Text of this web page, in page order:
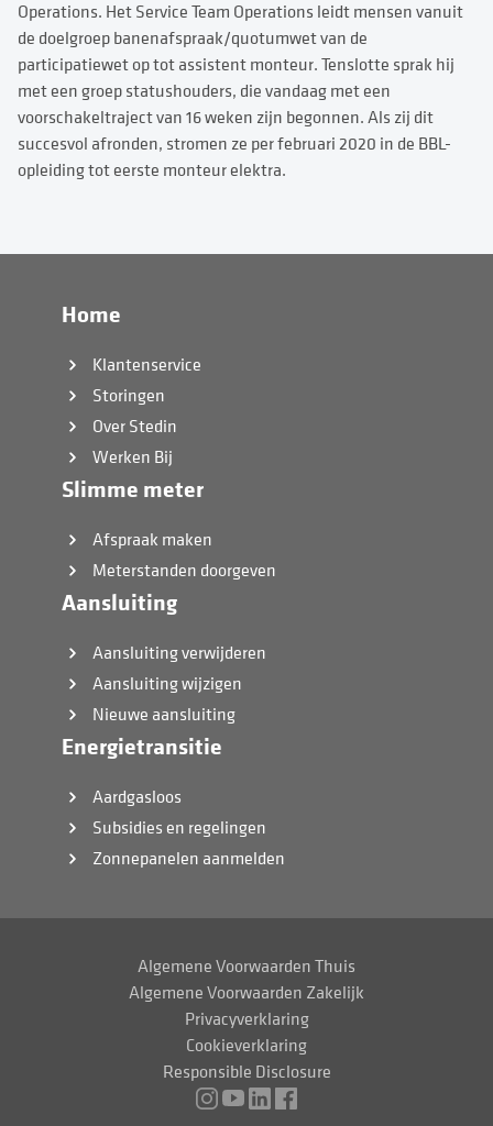
Operations. Het Service Team Operations leidt mensen vanuit
de doelgroep banenafspraak/quotumwet van de
participatiewet op tot assistent monteur. Tenslotte sprak hij
met een groep statushouders, die vandaag met een
voorschakeltraject van 16 weken zijn begonnen. Als zij dit
succesvol afronden, stromen ze per februari 2020 in de BBL-
opleiding tot eerste monteur elektra.
Home
Klantenservice
Storingen
Over Stedin
Werken Bij
Slimme meter
Afspraak maken
Meterstanden doorgeven
Aansluiting
Aansluiting verwijderen
Aansluiting wijzigen
Nieuwe aansluiting
Energietransitie
Aardgasloos
Subsidies en regelingen
Zonnepanelen aanmelden
Algemene Voorwaarden Thuis
Algemene Voorwaarden Zakelijk
Privacyverklaring
Cookieverklaring
Responsible Disclosure
Instagram
Youtube
LinkedInFacebook